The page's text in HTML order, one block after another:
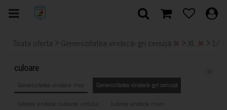
Toata oferta > Generozitatea vindecă- gri cenușă > XL > 1/
culoare
Generozitatea vindecă- mov
Generozitatea vindecă- gri cenușă
Iubirea vindecă- culoarea untului
Iubirea vindecă- maro